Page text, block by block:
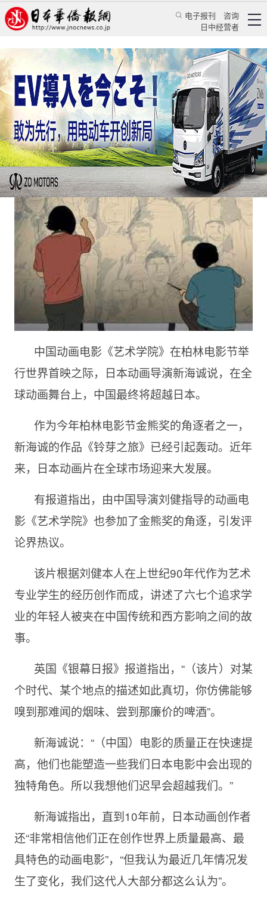
电子报刊
咨询
日中经营者
在全球动画舞台上，中国终将超越日本
乔聚 评论 国际视角
日本华侨报 2023/3/1 14:22:37
中国动画电影《艺术学院》在柏林电影节举
行世界首映之际，日本动画导演新海诚说，在全
球动画舞台上，中国最终将超越日本。
作为今年柏林电影节金熊奖的角逐者之一，
新海诚的作品《铃芽之旅》已经引起轰动。近年
来，日本动画片在全球市场迎来大发展。
有报道指出，由中国导演刘健指导的动画电
影《艺术学院》也参加了金熊奖的角逐，引发评
论界热议。
该片根据刘健本人在上世纪90年代作为艺术
专业学生的经历创作而成，讲述了六七个追求学
业的年轻人被夹在中国传统和西方影响之间的故
事。
英国《银幕日报》报道指出，“（该片）对某
个时代、某个地点的描述如此真切，你仿佛能够
嗅到那难闻的烟味、尝到那廉价的啤酒”。
新海诚说：“（中国）电影的质量正在快速提
高，他们也能塑造一些我们日本电影中会出现的
独特角色。所以我想他们迟早会超越我们。”
新海诚指出，直到10年前，日本动画创作者
还“非常相信他们正在创作世界上质量最高、最
具特色的动画电影”，“但我认为最近几年情况发
生了变化，我们这代人大部分都这么认为”。